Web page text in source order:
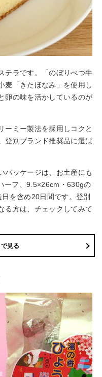
テラです。「のぼりべつ牛
麦「きたほなみ」を使用し
卵の味を活かしているのが
ーミー製法を採用しコクと
登別ブランド推奨品に選ば
パッケージは、お土産にも
ーフ、9.5×26cm・630gの
を含め20日間です。登別
る方は、チェックしてみて
見る